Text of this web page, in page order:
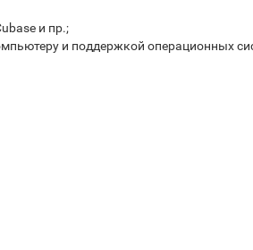
и пр.;
и поддержкой операционных